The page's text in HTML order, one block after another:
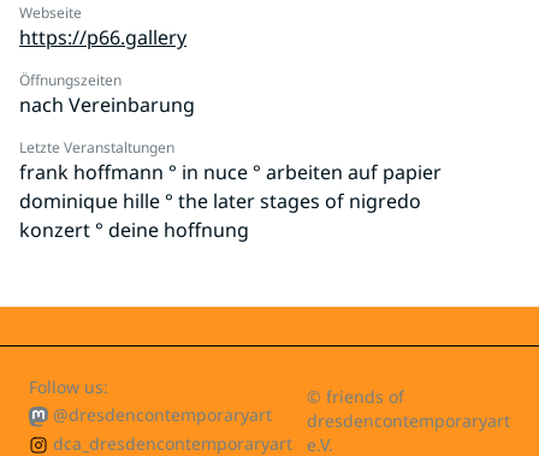
Webseite
https://p66.gallery
Öffnungszeiten
nach Vereinbarung
Letzte Veranstaltungen
frank hoffmann ° in nuce ° arbeiten auf papier
dominique hille ° the later stages of nigredo
konzert ° deine hoffnung
Follow us:
@dresdencontemporaryart
dca_dresdencontemporaryart
© friends of
dresdencontemporaryart
e.V.